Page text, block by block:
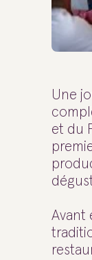
Une
et du
Avant